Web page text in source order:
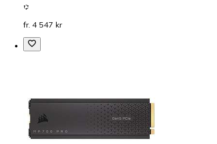
fr. 4 547 kr